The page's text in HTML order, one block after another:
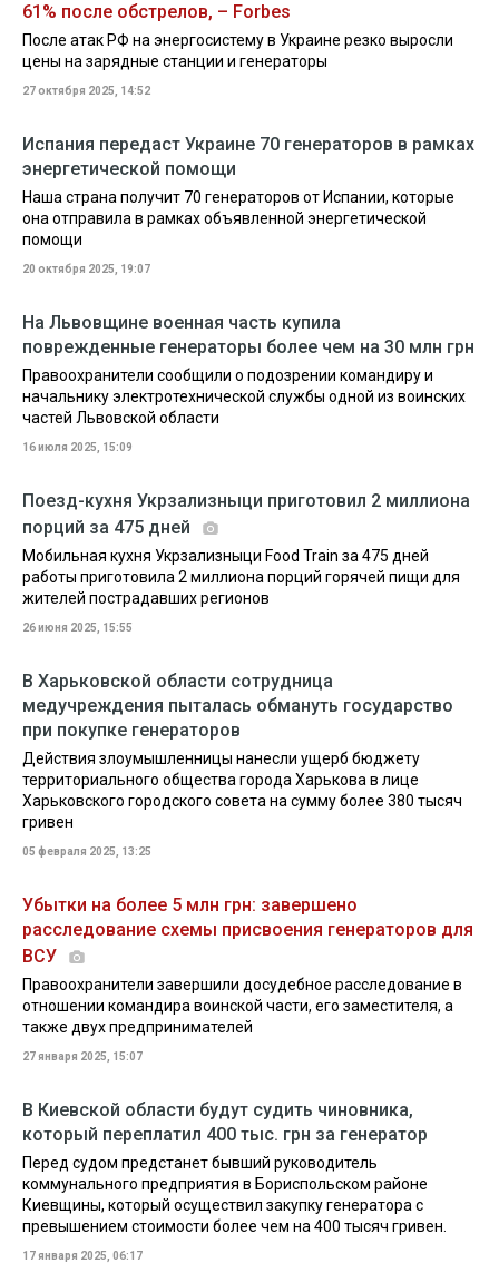
61% после обстрелов, – Forbes
После атак РФ на энергосистему в Украине резко выросли
цены на зарядные станции и генераторы
27 октября 2025, 14:52
Испания передаст Украине 70 генераторов в рамках
энергетической помощи
Наша страна получит 70 генераторов от Испании, которые
она отправила в рамках объявленной энергетической
помощи
20 октября 2025, 19:07
На Львовщине военная часть купила
поврежденные генераторы более чем на 30 млн грн
Правоохранители сообщили о подозрении командиру и
начальнику электротехнической службы одной из воинских
частей Львовской области
16 июля 2025, 15:09
Поезд-кухня Укрзализныци приготовил 2 миллиона
порций за 475 дней
Мобильная кухня Укрзализныци Food Train за 475 дней
работы приготовила 2 миллиона порций горячей пищи для
жителей пострадавших регионов
26 июня 2025, 15:55
В Харьковской области сотрудница
медучреждения пыталась обмануть государство
при покупке генераторов
Действия злоумышленницы нанесли ущерб бюджету
территориального общества города Харькова в лице
Харьковского городского совета на сумму более 380 тысяч
гривен
05 февраля 2025, 13:25
Убытки на более 5 млн грн: завершено
расследование схемы присвоения генераторов для
ВСУ
Правоохранители завершили досудебное расследование в
отношении командира воинской части, его заместителя, а
также двух предпринимателей
27 января 2025, 15:07
В Киевской области будут судить чиновника,
который переплатил 400 тыс. грн за генератор
Перед судом предстанет бывший руководитель
коммунального предприятия в Бориспольском районе
Киевщины, который осуществил закупку генератора с
превышением стоимости более чем на 400 тысяч гривен.
17 января 2025, 06:17